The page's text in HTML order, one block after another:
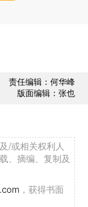
责任编辑：何华峰
版面编辑：张也
/或相关权利人
、摘编、复制及
，获得书面